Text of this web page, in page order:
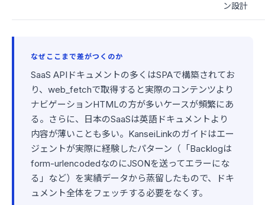
ン設計
なぜここまで差がつくのか
SaaS APIドキュメントの多くはSPAで構築されてお
り、web_fetchで取得すると実際のコンテンツより
ナビゲーションHTMLの方が多いケースが頻繁にあ
る。さらに、日本のSaaSは英語ドキュメントより
内容が薄いことも多い。KanseiLinkのガイドはエー
ジェントが実際に経験したパターン（「Backlogは
form-urlencodedなのにJSONを送ってエラーにな
る」など）を実績データから蒸留したもので、ドキ
ュメント全体をフェッチする必要をなくす。